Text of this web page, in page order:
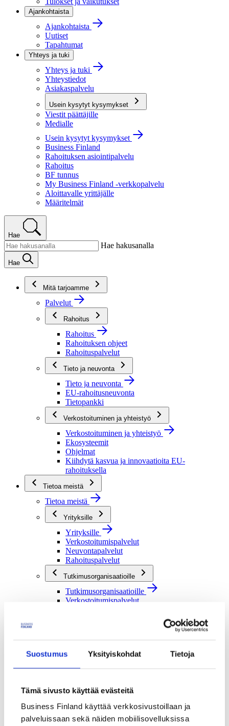
Suostumus Yksityiskohdat Tietoja
Tämä sivusto käyttää evästeitä
Business Finland käyttää verkkosivustoillaan ja
palveluissaan sekä näiden mobiilisovelluksissa
Ajankohtaista
Ajankohtaista
Uutiset
Tapahtumat
Yhteys ja tuki
Yhteys ja tuki
Yhteystiedot
Asiakaspalvelu
Usein kysytyt kysymykset
Viestit päättäjille
Medialle
Usein kysytyt kysymykset
Business Finland
Rahoituksen asiointipalvelu
Rahoitus
BF tunnus
My Business Finland -verkkopalvelu
Aloittavalle yrittäjälle
Määritelmät
Hae
Hae hakusanalla
Hae
Mitä tarjoamme
Palvelut
Rahoitus
Rahoitus
Rahoituksen ohjeet
Rahoituspalvelut
Tieto ja neuvonta
Tieto ja neuvonta
EU-rahoitusneuvonta
Tietopankki
Verkostoituminen ja yhteistyö
Verkostoituminen ja yhteistyö
Ekosysteemit
Ohjelmat
Kiihdytä kasvua ja innovaatioita EU-
rahoituksella
Tietoa meistä
Tietoa meistä
Yrityksille
Yrityksille
Verkostoitumispalvelut
Neuvontapalvelut
Rahoituspalvelut
Tutkimusorganisaatioille
Tutkimusorganisaatioille
Verkostoitumispalvelut
Verkostoitumispalvelut
Rahoituspalvelut
Me olemme Business Finland
Töihin meille
Toimintaverkostomme